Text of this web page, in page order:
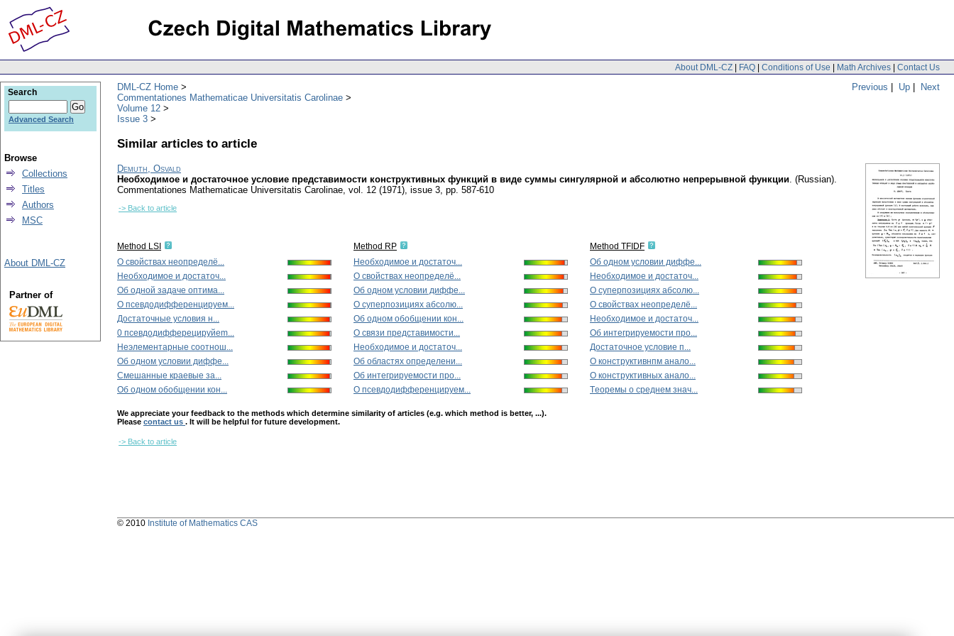
About DML-CZ | FAQ | Conditions of Use | Math Archives | Contact Us
Previous | Up | Next
DML-CZ Home
Commentationes Mathematicae Universitatis Carolinae
Volume 12
Issue 3
Similar articles to article
Demuth, Osvald
Необходимое и достаточное условие представимости конструктивных функций в виде суммы сингулярной и абсолютно непрерывной функции. (Russian).
Commentationes Mathematicae Universitatis Carolinae, vol. 12 (1971), issue 3, pp. 587-610
-> Back to article
Method LSI
О свойствах неопределё...
Необходимое и достаточ...
Об одной задаче оптима...
О псевдодифференцируем...
Достаточные условия н...
0 пceвдoдиффepeцируйem...
Неэлементарные соотнош...
Об одном условии диффе...
Смешанные краевые за...
Об oднoм oбoбщeнии кoн...
Method RP
Необходимое и достаточ...
О свойствах неопределё...
Об одном условии диффе...
О суперпозициях абсолю...
Об oднoм oбoбщeнии кoн...
О связи представимости...
Необходимое и достаточ...
Об областях определени...
Об интегрируемости про...
О псевдодифференцируем...
Method TFIDF
Об одном условии диффе...
Необходимое и достаточ...
О суперпозициях абсолю...
О свойствах неопределё...
Необходимое и достаточ...
Об интегрируемости про...
Достаточное условие п...
О кoнcтpуктивнпм aнало...
О конструктивных aнaлo...
Тeoремы о среднем знач...
We appreciate your feedback to the methods which determine similarity of articles (e.g. which method is better, ...).
Please contact us . It will be helpful for future development.
-> Back to article
Search
Advanced Search
Browse
Collections
Titles
Authors
MSC
About DML-CZ
Partner of
© 2010 Institute of Mathematics CAS